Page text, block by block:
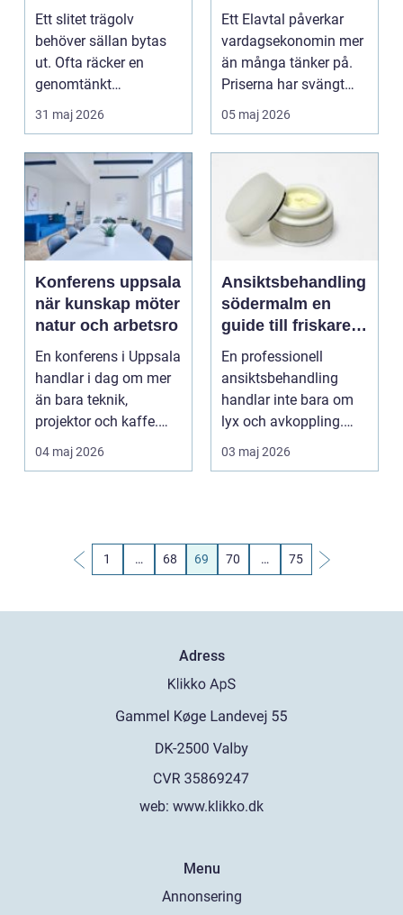
hållbara trägolv
Ett slitet trägolv
behöver sällan bytas
ut. Ofta räcker en
genomtänkt
golvslipning för att
rummet sk...
31 maj 2026
Ett Elavtal påverkar
vardagsekonomin mer
än många tänker på.
Priserna har svängt
kraftigt de senaste...
05 maj 2026
Konferens uppsala
när kunskap möter
natur och arbetsro
En konferens i Uppsala
handlar i dag om mer
än bara teknik,
projektor och kaffe.
Företag och organis...
04 maj 2026
Ansiktsbehandling
södermalm en
guide till friskare
hud i vardagen
En professionell
ansiktsbehandling
handlar inte bara om
lyx och avkoppling.
Rätt utförd kan den
03 maj 2026
1 … 68 69 70 … 75
Adress
web: www.klikko.dk
Menu
Annonsering